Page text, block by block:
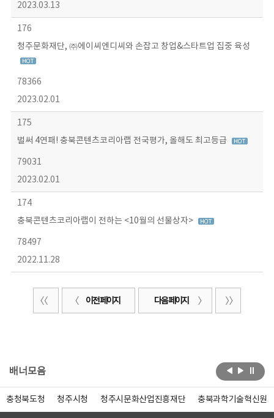
2023.03.13
176
청주문화재단, ㈜에이씨엔디씨와 손잡고 창업&스타트업 집중 육성
78366
2023.02.01
175
벌써 4연패! 충북콘텐츠코리아랩 전국평가, 올해도 최고등급
79031
2023.02.01
174
충북콘텐츠코리아랩이 전하는 <10월의 선물상자>
78497
2022.11.28
이전 페이지 다음 페이지
배너모음
충청북도청 청주시청 청주시문화산업진흥재단 충북과학기술혁신원